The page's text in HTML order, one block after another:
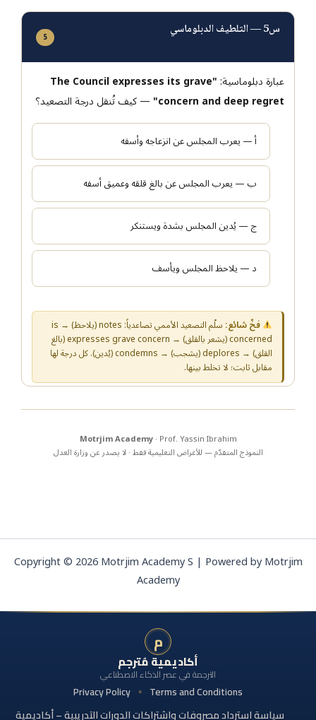
س5 — التلطيف الدبلوماسي 5
عبارة دبلوماسية: "The Council expresses its grave
concern and deep regret" — كيف تُنقل درجة التصعيد؟
أ — يعرب المجلس عن انزعاجه وأسفه
ب — يعرب المجلس عن بالغ قلقه وعميق أسفه
ج — يُدين المجلس بشدة ويستنكر
د — يلاحظ المجلس ويأسف
فخّ شائع:
سلّم التصعيد الأممي تصاعدياً: notes (يلاحظ) → is
concerned (يشعر بالقلق) → expresses grave concern (بالغ
القلق) → deplores (يشجب) → condemns (يُدين). كل درجة لها
مقابل ثابت؛ لا تخلط بينها.
Motrjim Academy· Prof. Yassin Ibrahim
النموذج المتقدّم — للأغراض التعليمية فقط · لا يصدر عن وزارة العدل
Copyright © 2026 Motrjim Academy S | Powered by Motrjim
Academy
م
أكاديمية مُترجم
الترجمة في عصر الذكاء الاصطناعي
Terms and Conditions
Privacy Policy
سياسة استرداد مصروفات واشتراكات الدورات التدريبية – أكاديمية